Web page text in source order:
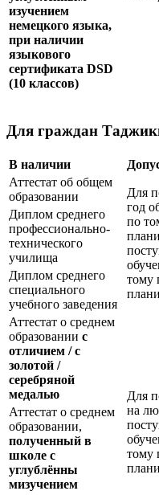
изучением
немецкого языка,
при наличии
языкового
сертификата DSD
(10 классов)
Для граждан
В наличии
Аттестат об общем
образовании
Для
год
по
тому
Диплом среднего
профессионально-
технического
училища
Диплом среднего
специального
учебного заведения
Аттестат о среднем
образовании с
отличием / с
золотой /
серебряной
медалью
Для
на
тому
Аттестат о среднем
образовании,
полученный в
школе с
углублённы
мизучением